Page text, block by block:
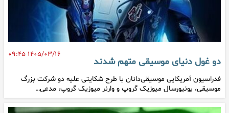
۱۴۰۵/۰۳/۱۶ ۰۹:۴۵
دو غول دنیای موسیقی متهم شدند
فدراسیون آمریکایی موسیقی‌دانان با طرح شکایتی علیه دو شرکت بزرگ
موسیقی، یونیورسال میوزیک گروپ و وارنر میوزیک گروپ، مدعی…